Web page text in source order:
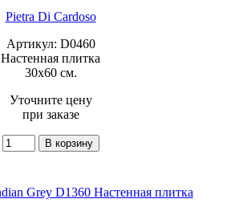
Pietra Di Cardoso
Артикул: D0460
Настенная плитка
30x60 см.
Уточните цену
при заказе